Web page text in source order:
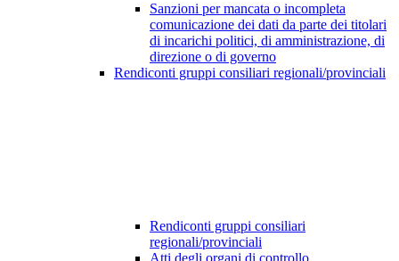
Sanzioni per mancata o incompleta
comunicazione dei dati da parte dei titolari
di incarichi politici, di amministrazione, di
direzione o di governo
Rendiconti gruppi consiliari regionali/provinciali
Rendiconti gruppi consiliari
regionali/provinciali